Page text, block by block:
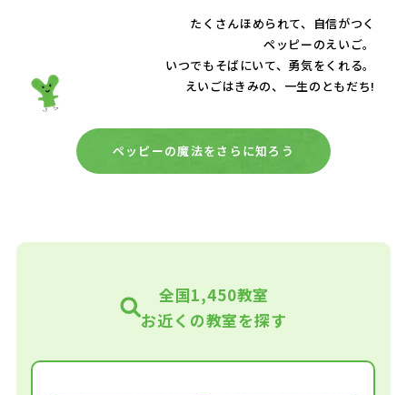
たくさんほめられて、自信がつく
ペッピーのえいご。
いつでもそばにいて、 勇気をくれる。
えいごはきみの、一生のともだち!
ペッピーの魔法をさらに知ろう
全国1,450教室
お近くの教室を探す